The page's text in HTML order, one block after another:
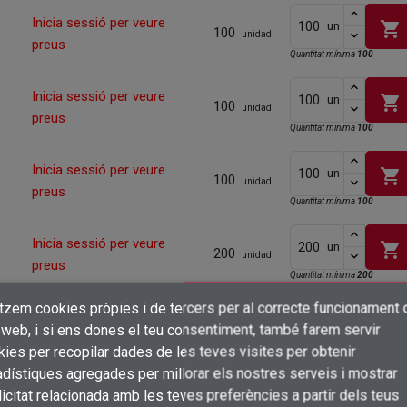
Afegir a la llista de desitjos×
Crear una llista de desitjos ×
Nom de la llista de desitjos
se
Cal que connecteu per a desar els productes a la vostra llista de desitjos.
cookies pròpies i de tercers per al correcte funcionament
i si ens dones el teu consentiment, també farem servir
per recopilar dades de les teves visites per obtenir
agregades per millorar els nostres serveis i mostrar
relacionada amb les teves preferències a partir dels teus
Inicia sessió per veure
preus
100 unidad
un shopping_cart
Quantitat mínima 100
Inicia sessió per veure
preus
100 unidad
un shopping_cart
Quantitat mínima 100
Inicia sessió per veure
preus
100 unidad
un shopping_cart
Quantitat mínima 100
Inicia sessió per veure
preus
200 unidad
un shopping_cart
Quantitat mínima200
Inicia sessió per veure
preus
500 shopping_cart
Inicia sessió per veure
preus
500 unidad un shopping_cart